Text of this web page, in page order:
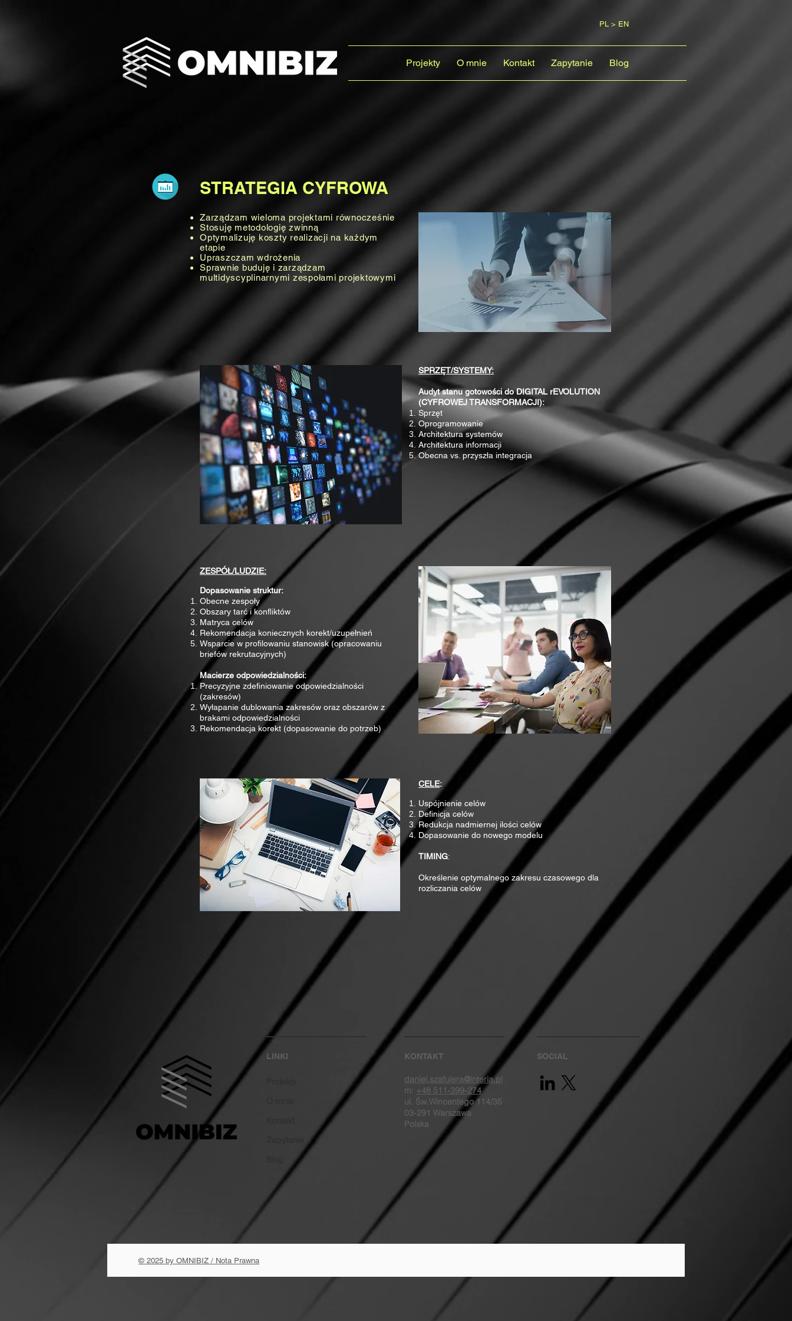
PL > EN
Projekty O mnie Kontakt Zapytanie Blog
STRATEGIA CYFROWA
Zarządzam wieloma projektami równocześnie
Stosuję metodologię zwinną
Optymalizuję koszty realizacji na każdym
etapie
Upraszczam wdrożenia
Sprawnie buduję i zarządzam
multidyscyplinarnymi zespołami projektowymi
SPRZĘT/SYSTEMY:
Audyt stanu gotowości do DIGITAL rEVOLUTION
(CYFROWEJ TRANSFORMACJI):
Sprzęt
Oprogramowanie
Architektura systemów
Architektura informacji
Obecna vs. przyszła integracja
ZESPÓŁ/LUDZIE:
Dopasowanie struktur:
Obecne zespoły
Obszary tarć i konfliktów
Matryca celów
Rekomendacja koniecznych korekt/uzupełnień
Wsparcie w profilowaniu stanowisk (opracowaniu
briefów rekrutacyjnych)
Macierze odpowiedzialności:
Precyzyjne zdefiniowanie odpowiedzialności
(zakresów)
Wyłapanie dublowania zakresów oraz obszarów z
brakami odpowiedzialności
Rekomendacja korekt (dopasowanie do potrzeb)
CELE:
Uspójnienie celów
Definicja celów
Redukcja nadmiernej ilości celów
Dopasowanie do nowego modelu
TIMING:
Określenie optymalnego zakresu czasowego dla
rozliczania celów
LINKI KONTAKT
daniel.szafulera@interia.pl
m: +48 511-399-274
ul. Św.Wincentego 114/35
03-291 Warszawa
Polska
SOCIAL
© 2025 by OMNIBIZ / Nota Prawna